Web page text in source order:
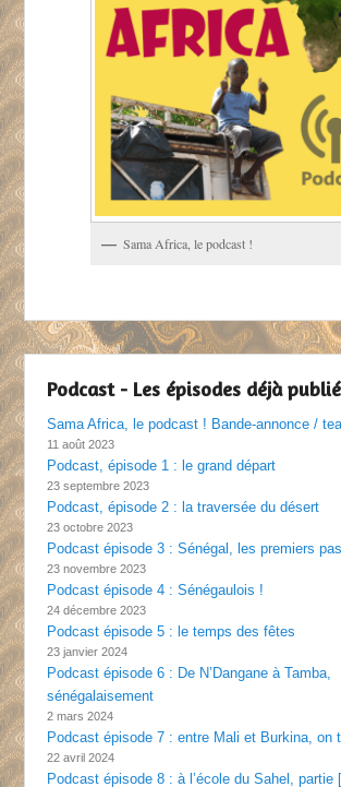
Sama Africa, le podcast !
Podcast - Les épisodes déjà
Sama Africa, le podcast ! Bande-annonce /
11 août 2023
Podcast, épisode 1 : le grand départ
23 septembre 2023
Podcast, épisode 2 : la traversée du désert
23 octobre 2023
Podcast épisode 3 : Sénégal, les premiers pas
23 novembre 2023
Podcast épisode 4 : Sénégaulois !
24 décembre 2023
Podcast épisode 5 : le temps des fêtes
23 janvier 2024
Podcast épisode 6 : De N’Dangane à Tamba,
sénégalaisement
2 mars 2024
Podcast épisode 7 : entre Mali et Burkina, on
22 avril 2024
Podcast épisode 8 : à l’école du Sahel, partie